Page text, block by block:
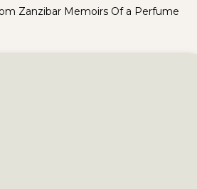
Zanzibar Memoirs Of a Perfume